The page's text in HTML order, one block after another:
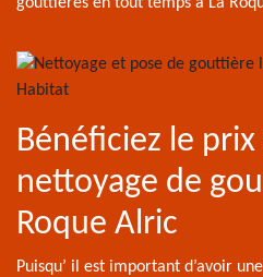
Bénéficiez le
nettoyage de
Roque Alric
Puisqu’ il est important d’avoir